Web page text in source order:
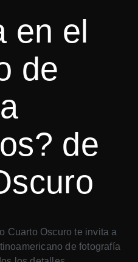
en el
de
de
Cuarto Oscuro te invita a
de fotografía